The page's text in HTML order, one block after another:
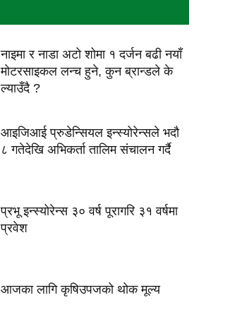
नाइमा र नाडा अटो शोमा १ दर्जन बढी नयाँ
मोटरसाइकल लन्च हुने, कुन ब्रान्डले के
ल्याउँदै ?
आइजिआई प्रुडेन्सियल इन्स्योरेन्सले भदौ
८ गतेदेखि अभिकर्ता तालिम संचालन गर्दै
प्रभू इन्स्योरेन्स ३० वर्ष पूरागरि ३१ वर्षमा
प्रवेश
आजका लागि कृषिउपजको थोक मूल्य